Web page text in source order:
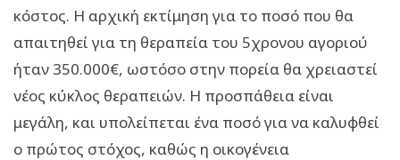
κόστος. Η αρχική εκτίμηση για το ποσό που θα
απαιτηθεί για τη θεραπεία του 5χρονου αγοριού
ήταν 350.000€, ωστόσο στην πορεία θα χρειαστεί
νέος κύκλος θεραπειών. Η προσπάθεια είναι
μεγάλη, και υπολείπεται ένα ποσό για να καλυφθεί
ο πρώτος στόχος, καθώς η οικογένεια